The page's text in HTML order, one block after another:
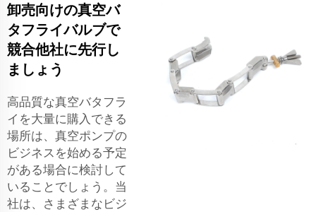
卸売向けの真空バ
タフライバルブで
競合他社に先行し
ましょう
高品質な真空バタフラ
イを大量に購入できる
場所は、真空ポンプの
ビジネスを始める予定
がある場合に検討して
いることでしょう。当
社は、さまざまなビジ